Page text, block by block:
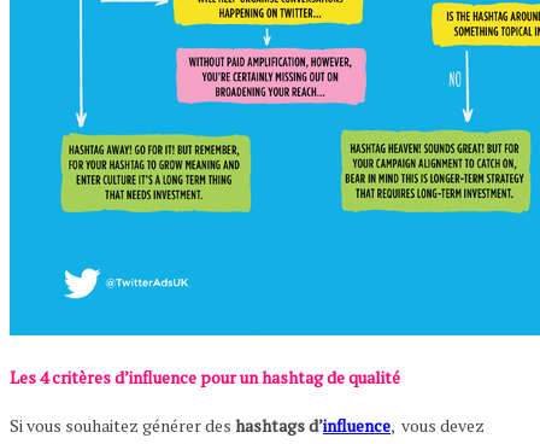
Les 4 critères d’influence pour un hashtag de qualité
Si vous souhaitez générer des hashtags d’influence, vous devez